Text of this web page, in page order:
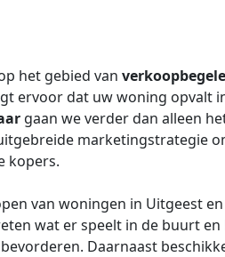
het gebied van
ervoor dat uw woning opvalt
gaan we verder dan alleen
marketingstrategie
kopers.
van woningen in Uitgeest
wat er speelt in de buurt
Daarnaast